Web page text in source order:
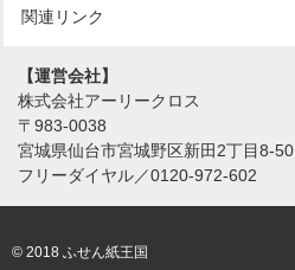
関連リンク
【運営会社】
株式会社アーリークロス
〒983-0038
宮城県仙台市宮城野区新田2丁目8-50
フリーダイヤル／0120-972-602
© 2018 ふせん紙王国